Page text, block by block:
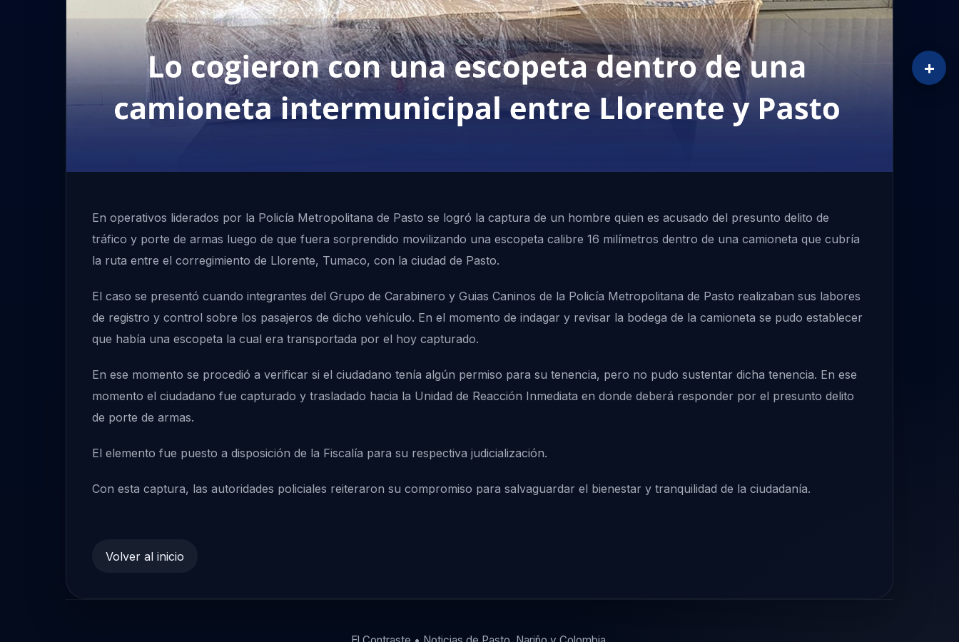
En operativos liderados por la Policía Metropolitana de Pasto se logró la captura de un hombre quien es acusado del presunto delito de
tráfico y porte de armas luego de que fuera sorprendido movilizando una escopeta calibre 16 milímetros dentro de una camioneta que cubría
la ruta entre el corregimiento de Llorente, Tumaco, con la ciudad de Pasto.
El caso se presentó cuando integrantes del Grupo de Carabinero y Guias Caninos de la Policía Metropolitana de Pasto realizaban sus labores
de registro y control sobre los pasajeros de dicho vehículo. En el momento de indagar y revisar la bodega de la camioneta se pudo establecer
que había una escopeta la cual era transportada por el hoy capturado.
En ese momento se procedió a verificar si el ciudadano tenía algún permiso para su tenencia, pero no pudo sustentar dicha tenencia. En ese
momento el ciudadano fue capturado y trasladado hacia la Unidad de Reacción Inmediata en donde deberá responder por el presunto delito
de porte de armas.
El elemento fue puesto a disposición de la Fiscalía para su respectiva judicialización.
Con esta captura, las autoridades policiales reiteraron su compromiso para salvaguardar el bienestar y tranquilidad de la ciudadanía.
Volver al inicio
+